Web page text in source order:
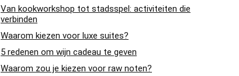
Van kookworkshop tot stadsspel: activiteiten die
verbinden
Waarom kiezen voor luxe suites?
5 redenen om wijn cadeau te geven
Waarom zou je kiezen voor raw noten?